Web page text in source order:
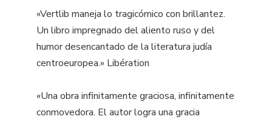
«Vertlib maneja lo tragicómico con brillantez.
Un libro impregnado del aliento ruso y del
humor desencantado de la literatura judía
centroeuropea.» Libération
«Una obra infinitamente graciosa, infinitamente
conmovedora. El autor logra una gracia